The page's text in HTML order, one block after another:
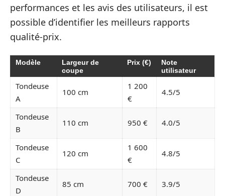
performances et les avis des utilisateurs, il est
possible d’identifier les meilleurs rapports
qualité-prix.
Modèle
Largeur de
coupe
Prix (€)
Note
utilisateur
Tondeuse
A
100 cm
1 200
€
4.5/5
Tondeuse
B
110 cm 950 € 4.0/5
Tondeuse
C
120 cm
1 600
€
4.8/5
Tondeuse
D
85 cm 700 € 3.9/5